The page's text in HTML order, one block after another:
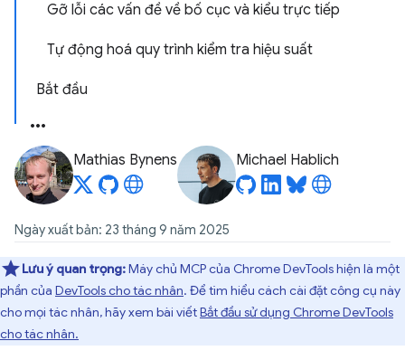
Gỡ lỗi các vấn đề về bố cục và kiểu trực tiếp
Tự động hoá quy trình kiểm tra hiệu suất
Bắt đầu
Mathias Bynens Michael Hablich
Ngày xuất bản: 23 tháng 9 năm 2025
Lưu ý quan trọng:Máy chủ MCP của Chrome DevTools hiện là một
phần của DevTools cho tác nhân. Để tìm hiểu cách cài đặt công cụ này
cho mọi tác nhân, hãy xem bài viếtBắt đầu sử dụng Chrome DevTools
cho tác nhân.